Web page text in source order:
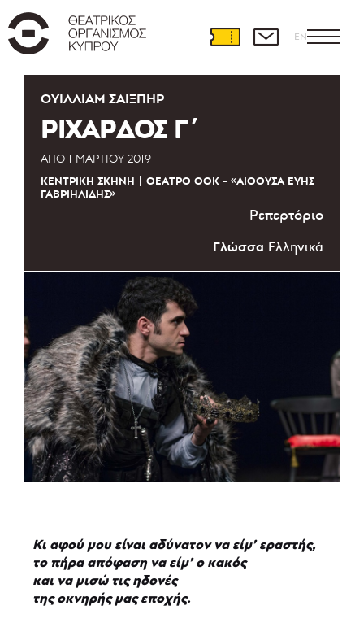
EN
ΟΥΊΛΛΙΑΜ ΣΑΊΞΠΗΡ
ΡΙΧΑΡΔΟΣ Γ΄
ΑΠΌ 1 ΜΑΡΤΊΟΥ 2019
ΚΕΝΤΡΙΚΉ ΣΚΗΝΉ
ΘΈΑΤΡΟ ΘΟΚ - «ΑΊΘΟΥΣΑ ΕΎΗΣ
ΓΑΒΡΙΗΛΊΔΗΣ»
Ρεπερτόριο
Γλώσσα Ελληνικά
Κι αφού μου είναι αδύνατον να είμ’ εραστής,
το πήρα απόφαση να είμ’ ο κακός
και να μισώ τις ηδονές
της οκνηρής μας εποχής.